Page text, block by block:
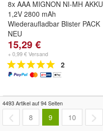
8x AAA MIGNON NI-MH AKKU
1,2V 2800 mAh
Wiederaufladbar Blister PACK
NEU
15,29 €
+ 0,99 € Versand
2
4493 Artikel auf 94 Seiten
8 9 10